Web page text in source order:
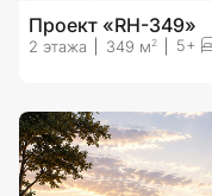
Проект «RH-349»
2 этажа 349 м 2 5+